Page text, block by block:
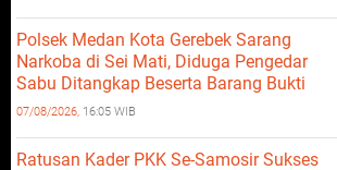
Polsek Medan Kota Gerebek Sarang
Narkoba di Sei Mati, Diduga Pengedar
Sabu Ditangkap Beserta Barang Bukti
07/08/2026, 16:05 WIB
Ratusan Kader PKK Se-Samosir Sukses